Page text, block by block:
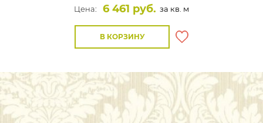
Цена:
6 461 руб. за кв. м
В КОРЗИНУ